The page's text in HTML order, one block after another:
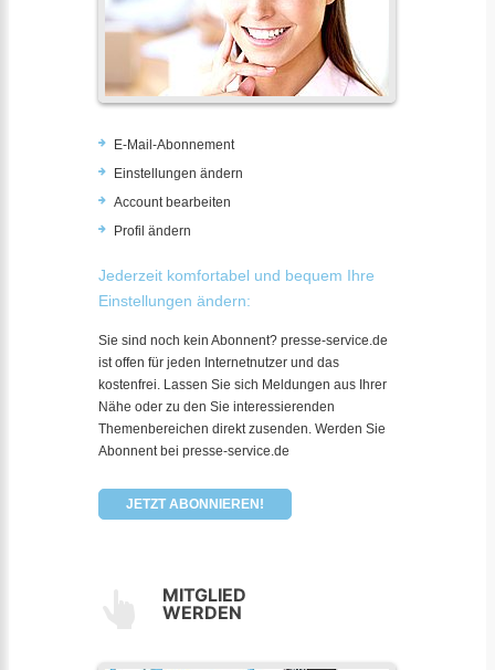
E-Mail-Abonnement
Einstellungen ändern
Account bearbeiten
Profil ändern
Jederzeit komfortabel und bequem Ihre
Einstellungen ändern:
Sie sind noch kein Abonnent? presse-service.de
ist offen für jeden Internetnutzer und das
kostenfrei. Lassen Sie sich Meldungen aus Ihrer
Nähe oder zu den Sie interessierenden
Themenbereichen direkt zusenden. Werden Sie
Abonnent bei presse-service.de
JETZT ABONNIEREN!
MITGLIED
WERDEN